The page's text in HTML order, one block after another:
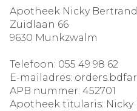
Apotheek Nicky Bertrand
Zuidlaan 66
9630 Munkzwalm
Telefoon: 055 49 98 62
E-mailadres:
APB nummer: 452701
Apotheek titularis: Nicky